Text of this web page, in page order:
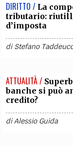
DIRITTO / La
tributario:
d’imposta
diStefano
ATTUALITÀ /
banche si può
credito?
diAlessio Guida